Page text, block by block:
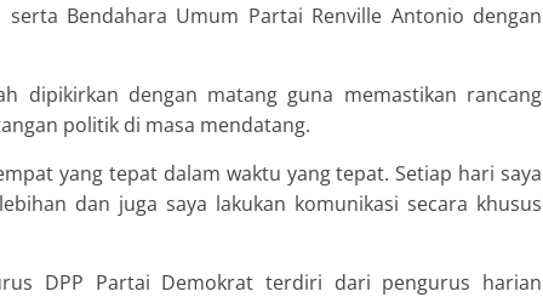
serta Bendahara Umum Partai Renville Antonio dengan
dipikirkan dengan matang guna memastikan rancang
politik di masa mendatang.
yang tepat dalam waktu yang tepat. Setiap hari saya
dan juga saya lakukan komunikasi secara khusus
DPP Partai Demokrat terdiri dari pengurus harian